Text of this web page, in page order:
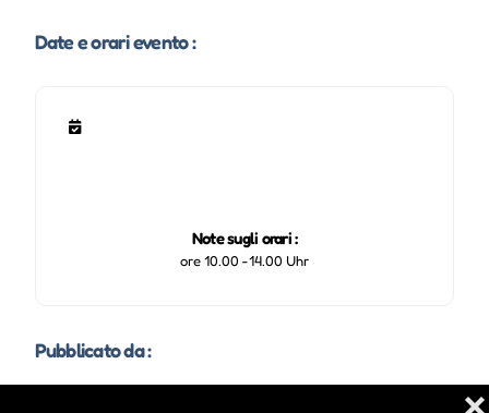
❌
Date e orari evento :
Note sugli orari :
ore 10.00 -14.00 Uhr
Pubblicato da :